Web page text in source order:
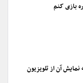
بازی کنم
آن از تلویزیون